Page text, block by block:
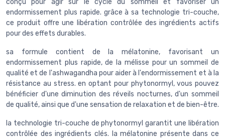
endormissement plus rapide. grâce à sa technologie tri-couche,
ce produit offre une libération contrôlée des ingrédients actifs
pour des effets durables.
sa formule contient de la mélatonine, favorisant un
endormissement plus rapide, de la mélisse pour un sommeil de
qualité et de l'ashwagandha pour aider à l'endormissement et à la
résistance au stress. en optant pour phytonormyl, vous pouvez
bénéficier d'une diminution des réveils nocturnes, d'un sommeil
de qualité, ainsi que d'une sensation de relaxation et de bien-être.
la technologie tri-couche de phytonormyl garantit une libération
contrôlée des ingrédients clés. la mélatonine présente dans ce